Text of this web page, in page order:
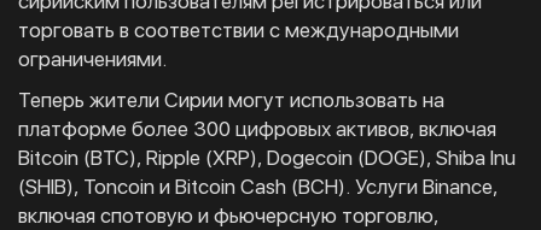
торговать в соответствии с международными
ограничениями.
Теперь жители Сирии могут использовать на
платформе более 300 цифровых активов, включая
Bitcoin (BTC), Ripple (XRP), Dogecoin (DOGE), Shiba Inu
(SHIB), Toncoin и Bitcoin Cash (BCH). Услуги Binance,
включая спотовую и фьючерсную торговлю,